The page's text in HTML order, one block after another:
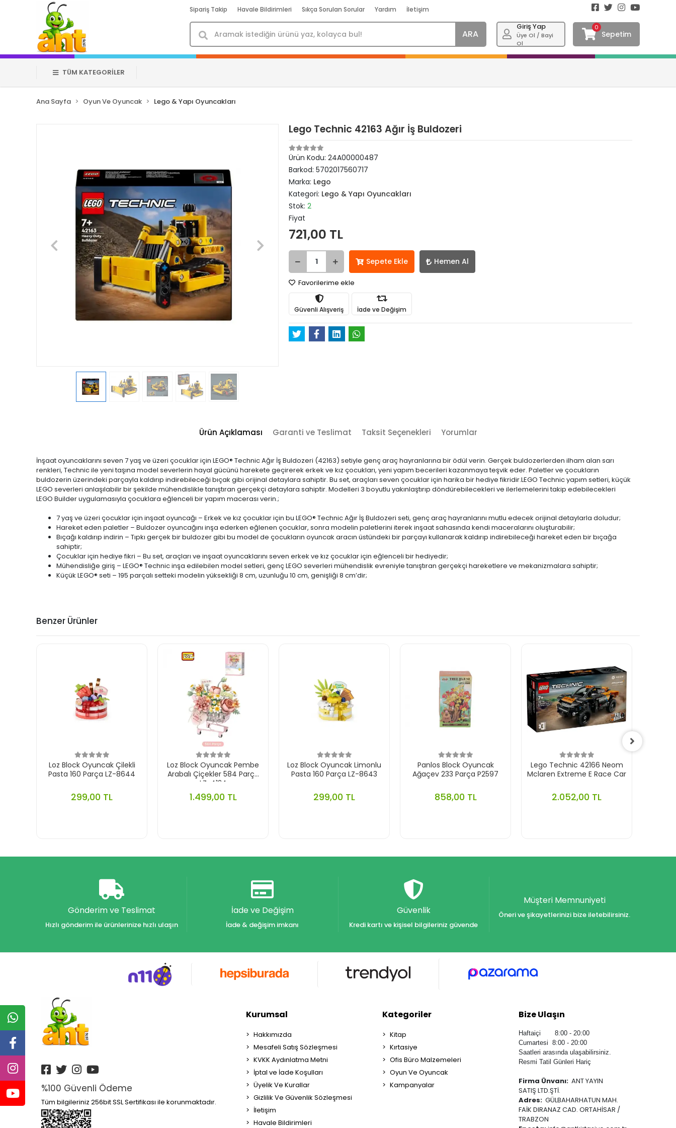
Sipariş Takip Havale Bildirimleri Sıkça Sorulan Sorular Yardım İletişim
ARA
Giriş Yap
Üye Ol / Bayi
Ol
0
Sepetim
TÜM KATEGORİLER
Ana Sayfa Oyun Ve Oyuncak Lego & Yapı Oyuncakları
Lego Technic 42163 Ağır İş Buldozeri
Ürün Kodu:24A00000487
Barkod:5702017560717
Marka: Lego
Kategori: Lego & Yapı Oyuncakları
Stok:2
Fiyat
721,00 TL
Sepete Ekle Hemen Al
Favorilerime ekle
Güvenli Alışveriş İade ve Değişim
Ürün Açıklaması Garanti ve Teslimat Taksit Seçenekleri Yorumlar
İnşaat oyuncaklarını seven 7 yaş ve üzeri çocuklar için LEGO® Technic Ağır İş Buldozeri (42163) setiyle genç araç hayranlarına bir ödül verin. Gerçek buldozerlerden ilham alan sarı
renkleri, Technic ile yeni taşına model severlerin hayal gücünü harekete geçirerek erkek ve kız çocukları, yeni yapım becerileri kazanmaya teşvik eder. Paletler ve çocukların
buldozerin üzerindeki parçayla kaldırıp indirebileceği bıçak gibi orijinal detaylara sahiptir. Bu set, araçları seven çocuklar için harika bir hediye fikridir.LEGO Technic yapım setleri, küçük
LEGO severleri anlaşılabilir bir şekilde mühendislikle tanıştıran gerçekçi detaylara sahiptir. Modelleri 3 boyutlu yakınlaştırıp döndürebilecekleri ve ilerlemelerini takip edebilecekleri
LEGO Builder uygulamasıyla çocuklara eğlenceli bir yapım macerası verin.;
7 yaş ve üzeri çocuklar için inşaat oyuncağı – Erkek ve kız çocuklar için bu LEGO® Technic Ağır İş Buldozeri seti, genç araç hayranlarını mutlu edecek orijinal detaylarla doludur;
Hareket eden paletler – Buldozer oyuncağını inşa ederken eğlenen çocuklar, sonra modelin paletlerini iterek inşaat sahasında kendi maceralarını oluşturabilir;
Bıçağı kaldırıp indirin – Tıpkı gerçek bir buldozer gibi bu model de çocukların oyuncak aracın üstündeki bir parçayı kullanarak kaldırıp indirebileceği hareket eden bir bıçağa
sahiptir;
Çocuklar için hediye fikri – Bu set, araçları ve inşaat oyuncaklarını seven erkek ve kız çocuklar için eğlenceli bir hediyedir;
Mühendisliğe giriş – LEGO® Technic inşa edilebilen model setleri, genç LEGO severleri mühendislik evreniyle tanıştıran gerçekçi hareketlere ve mekanizmalara sahiptir;
Küçük LEGO® seti – 195 parçalı setteki modelin yüksekliği 8 cm, uzunluğu 10 cm, genişliği 8 cm’dir;
Benzer Ürünler
Loz Block Oyuncak Çilekli
Pasta 160 Parça LZ-8644
299,00 TL
Loz Block Oyuncak Pembe
Arabalı Çiçekler 584 Parça
LZ-4124
1.499,00 TL
Loz Block Oyuncak Limonlu
Pasta 160 Parça LZ-8643
299,00 TL
Panlos Block Oyuncak
Ağaçev 233 Parça P2597
858,00 TL
Lego Technic 42166 Neom
Mclaren Extreme E Race Car
2.052,00 TL
Gönderim ve Teslimat
Hızlı gönderim ile ürünlerinize hızlı ulaşın
İade ve Değişim
İade & değişim imkanı
Güvenlik
Kredi kartı ve kişisel bilgileriniz güvende
Müşteri Memnuniyeti
Öneri ve şikayetlerinizi bize iletebilirsiniz.
%100 Güvenli Ödeme
Tüm bilgileriniz 256bit SSL Sertifikası ile korunmaktadır.
Kurumsal
Hakkımızda
Mesafeli Satış Sözleşmesi
KVKK Aydınlatma Metni
İptal ve İade Koşulları
Üyelik Ve Kurallar
Gizlilik Ve Güvenlik Sözleşmesi
İletişim
Havale Bildirimleri
Kategoriler
Kitap
Kırtasiye
Ofis Büro Malzemeleri
Oyun Ve Oyuncak
Kampanyalar
Bize Ulaşın
Haftaiçi 8:00 - 20:00
Cumartesi 8:00 - 20:00
Saatleri arasında ulaşabilirsiniz.
Resmi Tatil Günleri Hariç
Firma Ünvanı: ANT YAYIN
SATIŞ LTD.ŞTİ.
Adres: GÜLBAHARHATUN MAH.
FAİK DIRANAZ CAD. ORTAHİSAR /
TRABZON